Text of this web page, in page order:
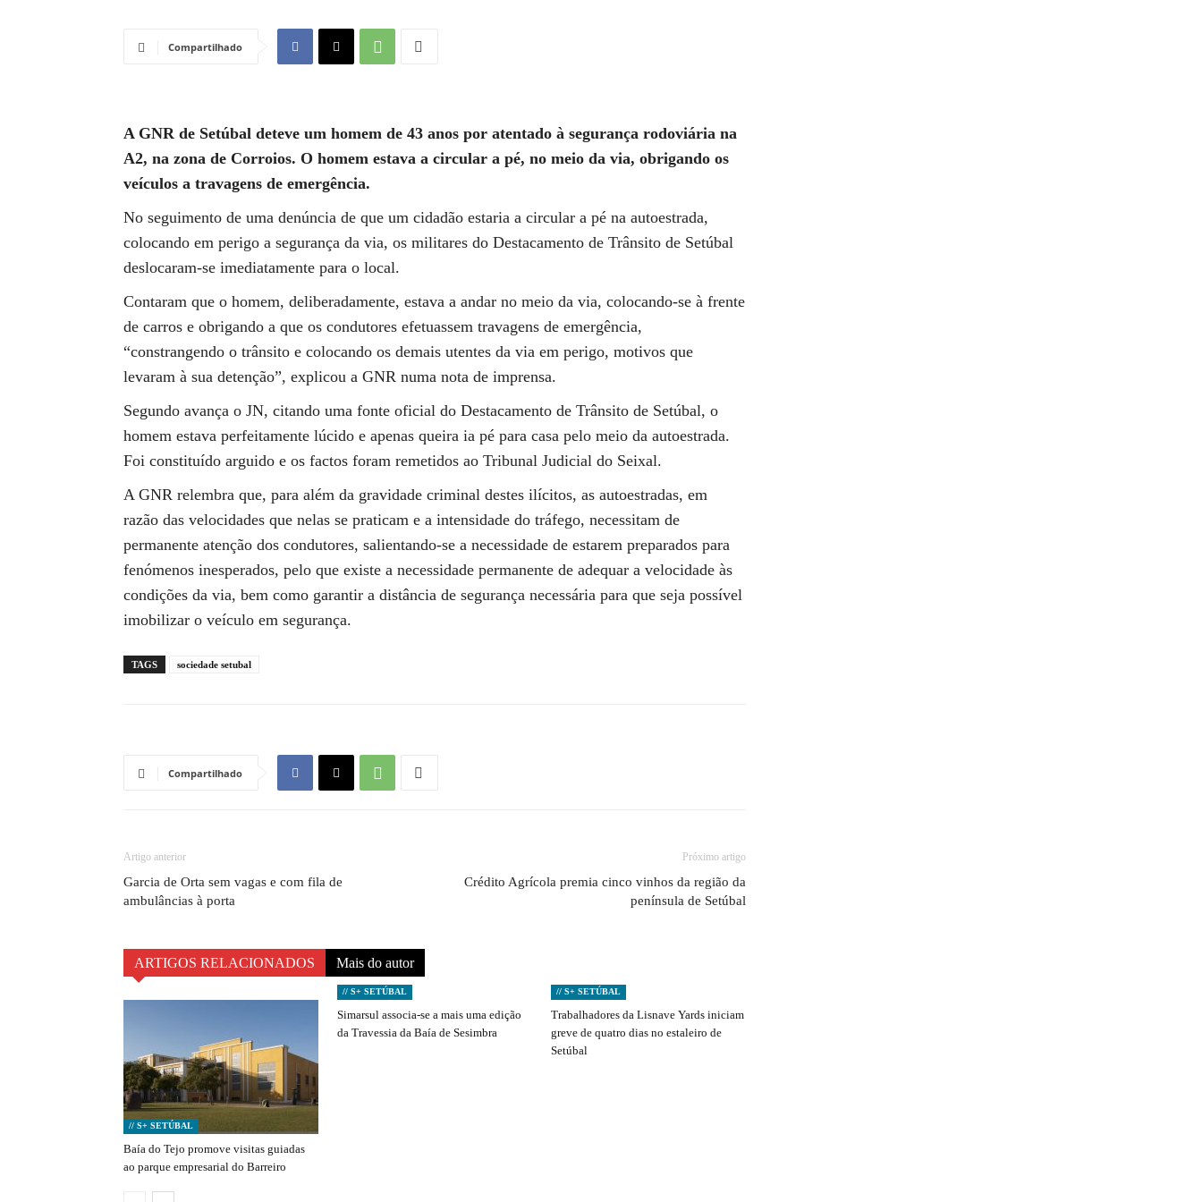
Compartilhado
A GNR de Setúbal deteve um homem de 43 anos por atentado à segurança rodoviária na
A2, na zona de Corroios. O homem estava a circular a pé, no meio da via, obrigando os
veículos a travagens de emergência.
No seguimento de uma denúncia de que um cidadão estaria a circular a pé na autoestrada,
colocando em perigo a segurança da via, os militares do Destacamento de Trânsito de Setúbal
deslocaram-se imediatamente para o local.
Contaram que o homem, deliberadamente, estava a andar no meio da via, colocando-se à frente
de carros e obrigando a que os condutores efetuassem travagens de emergência,
“constrangendo o trânsito e colocando os demais utentes da via em perigo, motivos que
levaram à sua detenção”, explicou a GNR numa nota de imprensa.
Segundo avança o JN, citando uma fonte oficial do Destacamento de Trânsito de Setúbal, o
homem estava perfeitamente lúcido e apenas queira ia pé para casa pelo meio da autoestrada.
Foi constituído arguido e os factos foram remetidos ao Tribunal Judicial do Seixal.
A GNR relembra que, para além da gravidade criminal destes ilícitos, as autoestradas, em
razão das velocidades que nelas se praticam e a intensidade do tráfego, necessitam de
permanente atenção dos condutores, salientando-se a necessidade de estarem preparados para
fenómenos inesperados, pelo que existe a necessidade permanente de adequar a velocidade às
condições da via, bem como garantir a distância de segurança necessária para que seja possível
imobilizar o veículo em segurança.
TAGS sociedade setubal
Compartilhado
Artigo anterior
Garcia de Orta sem vagas e com fila de
ambulâncias à porta
Próximo artigo
Crédito Agrícola premia cinco vinhos da região da
península de Setúbal
ARTIGOS RELACIONADOS Mais do autor
// S+ SETÚBAL
Baía do Tejo promove visitas guiadas
ao parque empresarial do Barreiro
// S+ SETÚBAL
Simarsul associa-se a mais uma edição
da Travessia da Baía de Sesimbra
// S+ SETÚBAL
Trabalhadores da Lisnave Yards iniciam
greve de quatro dias no estaleiro de
Setúbal